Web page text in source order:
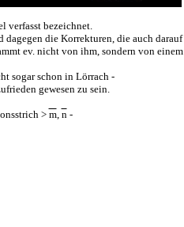
verfasst bezeichnet.
die Korrekturen, die auch darauf
ev. nicht von ihm, sondern von einem
sogar schon in Lörrach -
gewesen zu sein.
> m, n-